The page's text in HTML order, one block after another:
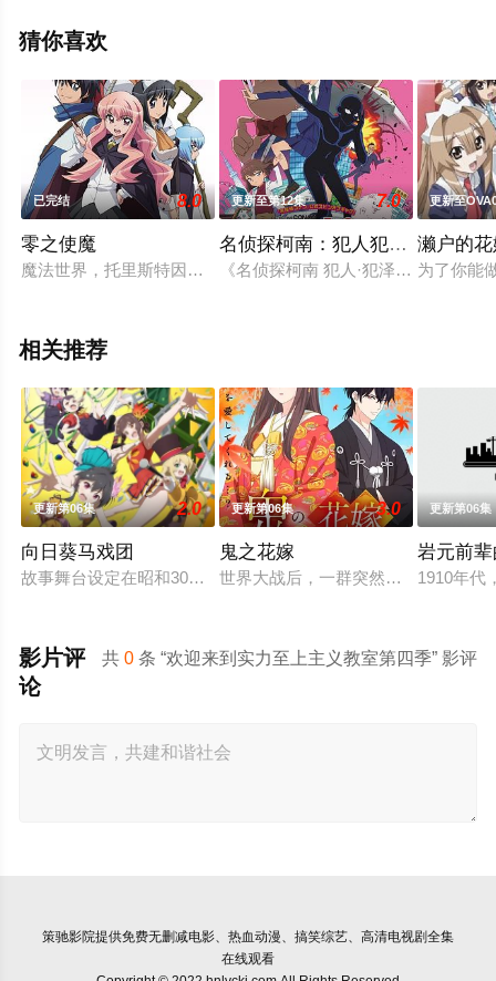
演绎的日本动漫，大结局剧情已揭晓（1-16全集），手机
多相关信息可移步至豆瓣动漫、电视猫或剧情网等平台了
猜你喜欢
已完结 8.0
零之使魔
魔法世界，托里斯特因魔法学院，年轻人在这里学习魔法课程。
更新至第12集 7.0
名侦探柯南：犯人犯泽先生
《名侦探柯南 犯人·犯泽先生》是
更新至
濑户的
为了你能
相关推荐
更新第06集 2.0
向日葵马戏团
故事舞台设定在昭和30年代左右的日本，正值高度经济成长期
更新第06集 3.0
鬼之花嫁
世界大战后，一群突然现身的妖怪帮
更新第06集
岩元前
1910年代
共0 条 “欢迎来到实力至上主义教室第四季” 影评
影片评
论
策驰影院提供免费无删减电影、热血动漫、搞笑综艺、高清电视剧全集
在线观看